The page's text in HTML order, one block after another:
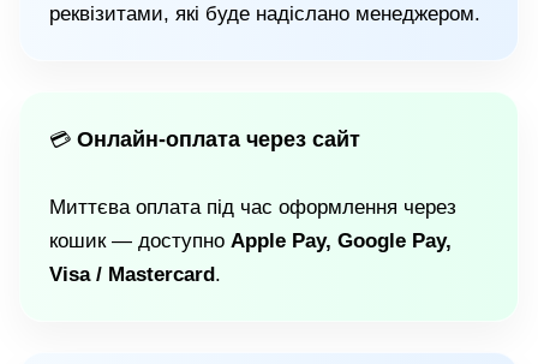
реквізитами, які буде надіслано менеджером.
💳 Онлайн-оплата через сайт
Миттєва оплата під час оформлення через
кошик — доступно Apple Pay, Google Pay,
Visa / Mastercard.